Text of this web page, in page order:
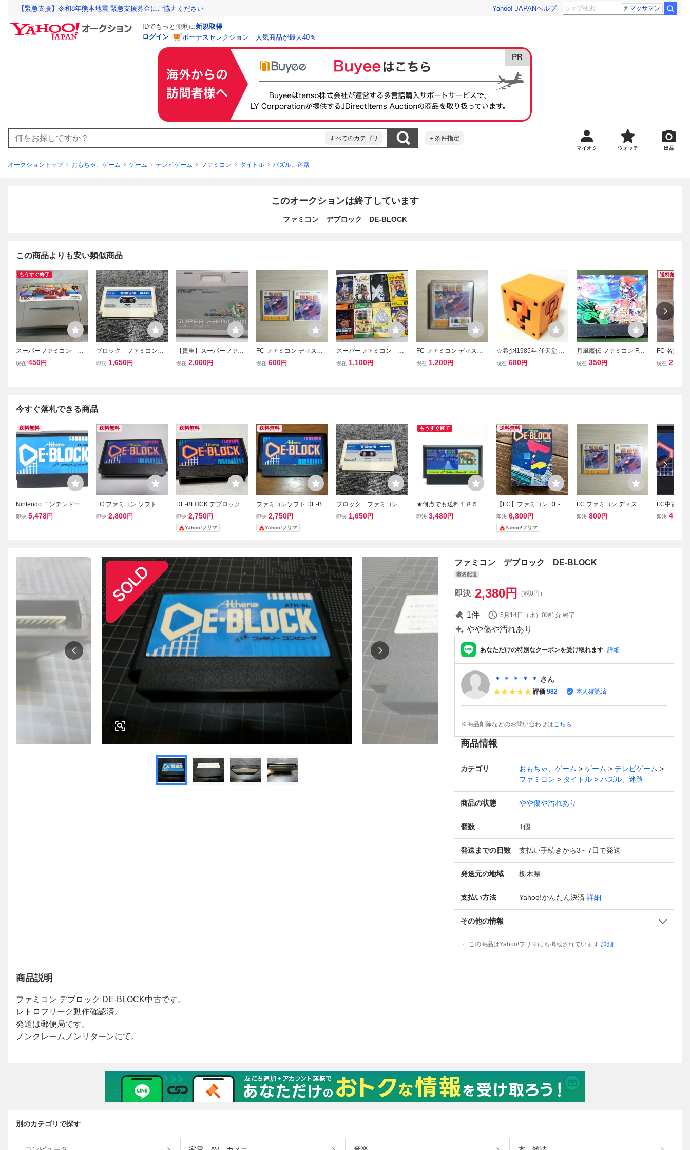
【緊急支援】令和8年熊本地震 緊急支援募金にご協力ください Yahoo! JAPANヘルプ マッサマン
IDでもっと便利に新規取得
ログイン
ボーナスセレクション 人気商品が最大40％
すべてのカテゴリ ＋条件指定
マイオク ウォッチ 出品
オークショントップ おもちゃ、ゲーム ゲーム テレビゲーム ファミコン タイトル パズル、迷路
このオークションは終了しています
ファミコン デブロック DE-BLOCK
この商品よりも安い類似商品
もうすぐ終了
スーパーファミコン ブ
ロックくずし 2F164
現在 450円
ブロック ファミコン用
ソフト 中古品
即決 1,650円
【貴重】スーパーファミ
コン お出かけハードケー
現在 2,000円
FC ファミコン ディスク
システム ディスクカード
現在 600円
スーパーファミコン ソ
フト まとめ
現在 1,100円
FC ファミコン ディスク
システム ディスクカード
現在 1,200円
☆希少!1985年 任天堂 フ
ァミコン ゲーム「スーパ
現在 680円
月風魔伝 ファミコン FC●
【動作未確認】
現在 350円
送料無料
FC 名探偵
ロンドン殺
現在 2,100
今すぐ落札できる商品
送料無料
Nintendo ニンテンドー フ
ァミコン用 ソフト DE-BL
即決 5,478円
送料無料
FC ファミコン ソフト DE
-BLOCK デブロック 動作
即決 2,800円
送料無料
DE-BLOCK デブロック フ
ァミコンソフト ATH-9L
即決 2,750円
Yahoo!フリマ
送料無料
ファミコンソフト DE-BL
OCK デブロック Athena
即決 2,750円
Yahoo!フリマ
ブロック ファミコン用
ソフト 中古品
即決 1,650円
もうすぐ終了
★何点でも送料１８５円
★ ファミリーブロック フ
即決 3,480円
送料無料
【FC】ファミコン DE-BL
OCK/デブロック 【箱付
き/説明書付き/起動確認済
み】カセット ソフト 昭和
即決 6,800円
Yahoo!フリマ
FC ファミコン ディスク
システム ディスクカード
即決 800円
FC中古
（デ・ブ
即決 4,000
ファミコン デブロック DE-BLOCK
匿名配送
即決 2,380円 （税0円）
1件 5月14日（水）0時1分 終了
やや傷や汚れあり
あなただけの特別なクーポンを受け取れます 詳細
＊ ＊ ＊ ＊ ＊ さん
評価 982 本人確認済
※商品削除などのお問い合わせはこちら
商品情報
カテゴリ おもちゃ、ゲーム ゲーム
テレビゲーム
ファミコン
タイトル パズル、迷路
商品の状態 やや傷や汚れあり
個数 1個
発送までの日数 支払い手続きから3～7日で発送
発送元の地域 栃木県
支払い方法 Yahoo!かんたん決済 詳細
その他の情報
この商品はYahoo!フリマにも掲載されています 詳細
商品説明
別のカテゴリで探す